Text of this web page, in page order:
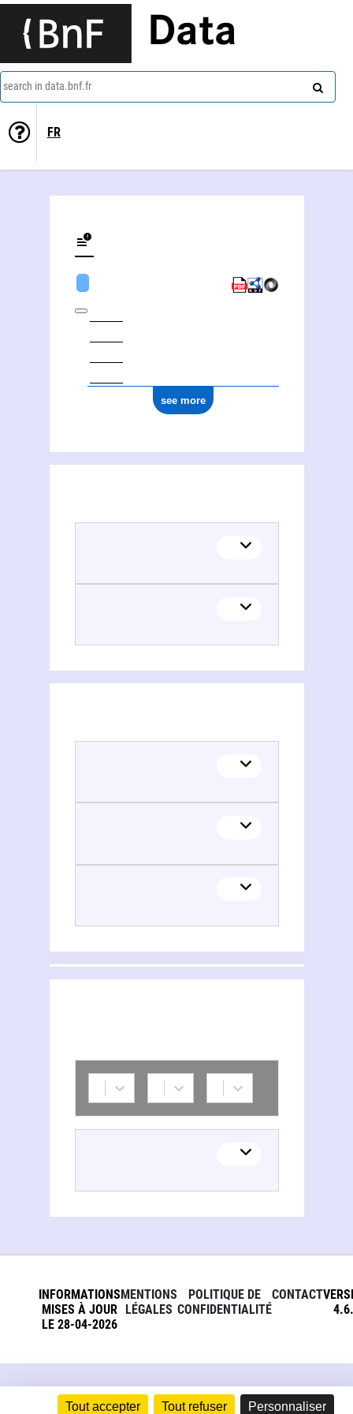
Tout accepter Tout refuser Personnaliser
Data
search in data.bnf.fr
FR
see more
INFORMATIONS
MISES À JOUR
LE 28-04-2026
MENTIONS
LÉGALES
POLITIQUE DE
CONFIDENTIALITÉ
CONTACT